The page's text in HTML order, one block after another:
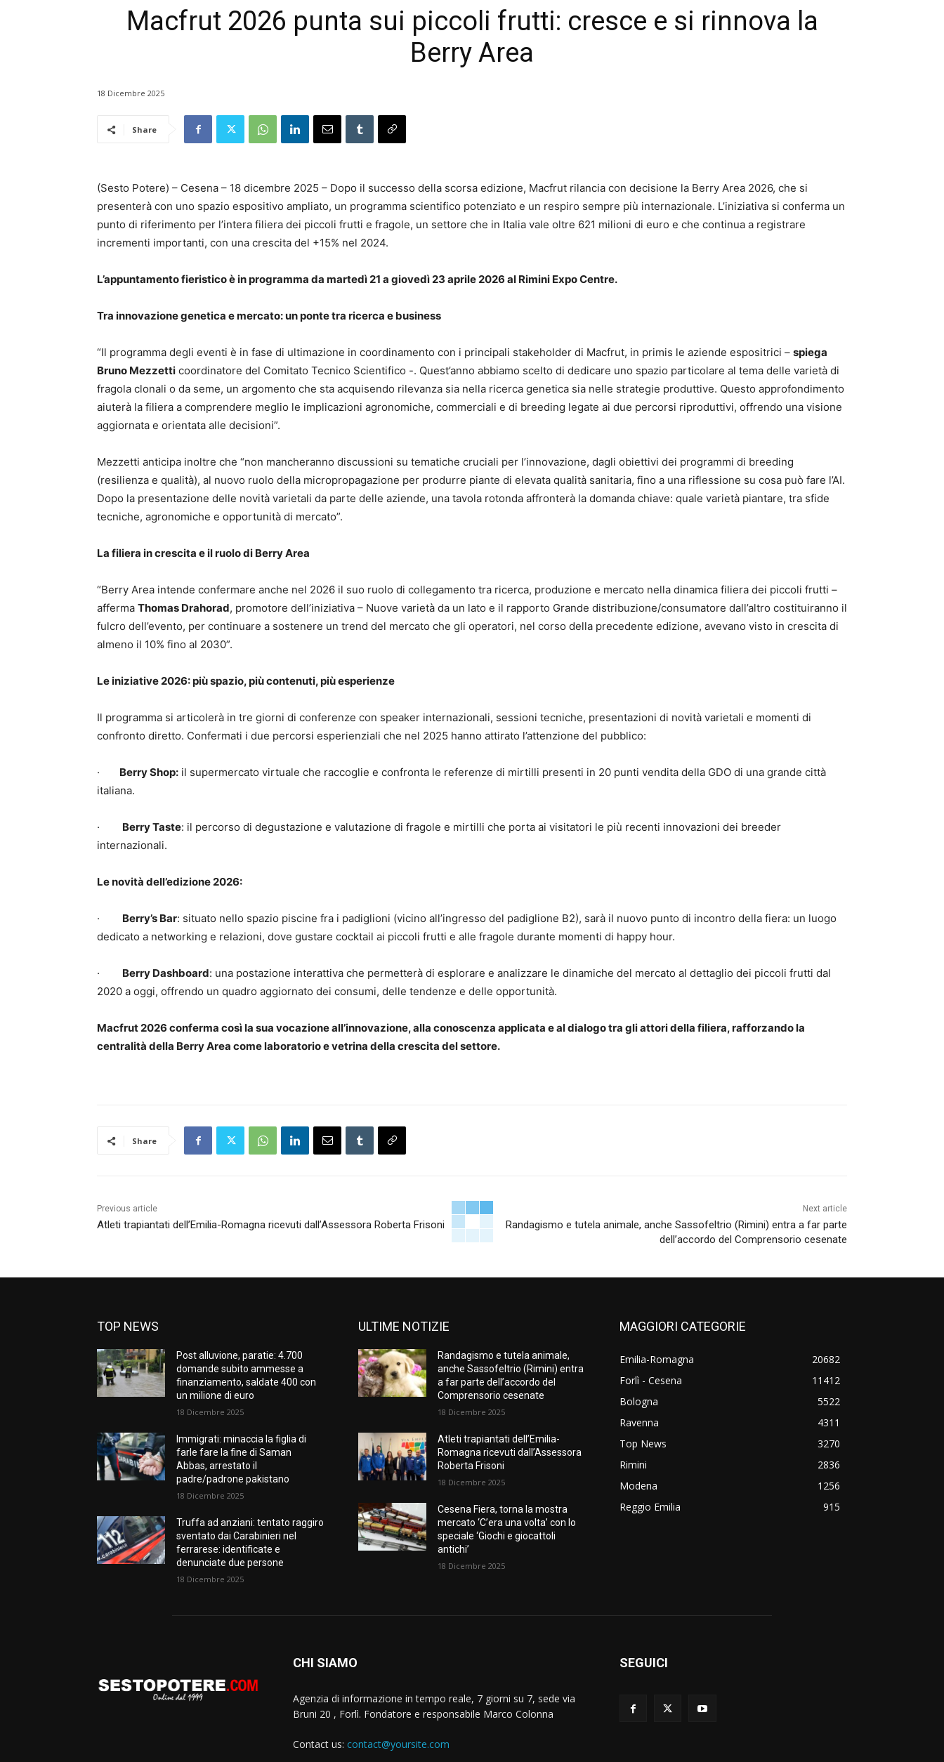
Macfrut 2026 punta sui piccoli frutti: cresce e si rinnova la
Berry Area
18 Dicembre 2025
Share
(Sesto Potere) – Cesena – 18 dicembre 2025 – Dopo il successo della scorsa edizione, Macfrut rilancia con decisione la Berry Area 2026, che si
presenterà con uno spazio espositivo ampliato, un programma scientifico potenziato e un respiro sempre più internazionale. L’iniziativa si conferma un
punto di riferimento per l’intera filiera dei piccoli frutti e fragole, un settore che in Italia vale oltre 621 milioni di euro e che continua a registrare
incrementi importanti, con una crescita del +15% nel 2024.
L’appuntamento fieristico è in programma da martedì 21 a giovedì 23 aprile 2026 al Rimini Expo Centre.
Tra innovazione genetica e mercato: un ponte tra ricerca e business
“Il programma degli eventi è in fase di ultimazione in coordinamento con i principali stakeholder di Macfrut, in primis le aziende espositrici – spiega
Bruno Mezzetti coordinatore del Comitato Tecnico Scientifico -. Quest’anno abbiamo scelto di dedicare uno spazio particolare al tema delle varietà di
fragola clonali o da seme, un argomento che sta acquisendo rilevanza sia nella ricerca genetica sia nelle strategie produttive. Questo approfondimento
aiuterà la filiera a comprendere meglio le implicazioni agronomiche, commerciali e di breeding legate ai due percorsi riproduttivi, offrendo una visione
aggiornata e orientata alle decisioni”.
Mezzetti anticipa inoltre che “non mancheranno discussioni su tematiche cruciali per l’innovazione, dagli obiettivi dei programmi di breeding
(resilienza e qualità), al nuovo ruolo della micropropagazione per produrre piante di elevata qualità sanitaria, fino a una riflessione su cosa può fare l’AI.
Dopo la presentazione delle novità varietali da parte delle aziende, una tavola rotonda affronterà la domanda chiave: quale varietà piantare, tra sfide
tecniche, agronomiche e opportunità di mercato”.
La filiera in crescita e il ruolo di Berry Area
“Berry Area intende confermare anche nel 2026 il suo ruolo di collegamento tra ricerca, produzione e mercato nella dinamica filiera dei piccoli frutti –
afferma Thomas Drahorad, promotore dell’iniziativa – Nuove varietà da un lato e il rapporto Grande distribuzione/consumatore dall’altro costituiranno il
fulcro dell’evento, per continuare a sostenere un trend del mercato che gli operatori, nel corso della precedente edizione, avevano visto in crescita di
almeno il 10% fino al 2030”.
Le iniziative 2026: più spazio, più contenuti, più esperienze
Il programma si articolerà in tre giorni di conferenze con speaker internazionali, sessioni tecniche, presentazioni di novità varietali e momenti di
confronto diretto. Confermati i due percorsi esperienziali che nel 2025 hanno attirato l’attenzione del pubblico:
· Berry Shop: il supermercato virtuale che raccoglie e confronta le referenze di mirtilli presenti in 20 punti vendita della GDO di una grande città
italiana.
· Berry Taste: il percorso di degustazione e valutazione di fragole e mirtilli che porta ai visitatori le più recenti innovazioni dei breeder
internazionali.
Le novità dell’edizione 2026:
· Berry’s Bar: situato nello spazio piscine fra i padiglioni (vicino all’ingresso del padiglione B2), sarà il nuovo punto di incontro della fiera: un luogo
dedicato a networking e relazioni, dove gustare cocktail ai piccoli frutti e alle fragole durante momenti di happy hour.
· Berry Dashboard: una postazione interattiva che permetterà di esplorare e analizzare le dinamiche del mercato al dettaglio dei piccoli frutti dal
2020 a oggi, offrendo un quadro aggiornato dei consumi, delle tendenze e delle opportunità.
Macfrut 2026 conferma così la sua vocazione all’innovazione, alla conoscenza applicata e al dialogo tra gli attori della filiera, rafforzando la
centralità della Berry Area come laboratorio e vetrina della crescita del settore.
Share
Previous article
Atleti trapiantati dell’Emilia-Romagna ricevuti dall’Assessora Roberta Frisoni
Next article
Randagismo e tutela animale, anche Sassofeltrio (Rimini) entra a far parte
dell’accordo del Comprensorio cesenate
TOP NEWS
Post alluvione, paratie: 4.700
domande subito ammesse a
finanziamento, saldate 400 con
un milione di euro
18 Dicembre 2025
Immigrati: minaccia la figlia di
farle fare la fine di Saman
Abbas, arrestato il
padre/padrone pakistano
18 Dicembre 2025
Truffa ad anziani: tentato raggiro
sventato dai Carabinieri nel
ferrarese: identificate e
denunciate due persone
18 Dicembre 2025
ULTIME NOTIZIE
Randagismo e tutela animale,
anche Sassofeltrio (Rimini) entra
a far parte dell’accordo del
Comprensorio cesenate
18 Dicembre 2025
Atleti trapiantati dell’Emilia-
Romagna ricevuti dall’Assessora
Roberta Frisoni
18 Dicembre 2025
Cesena Fiera, torna la mostra
mercato ‘C’era una volta’ con lo
speciale ‘Giochi e giocattoli
antichi’
18 Dicembre 2025
MAGGIORI CATEGORIE
Emilia-Romagna
20682
Forlì - Cesena
11412
Bologna
5522
Ravenna
4311
Top News
3270
Rimini
2836
Modena
1256
Reggio Emilia
915
CHI SIAMO
Agenzia di informazione in tempo reale, 7 giorni su 7, sede via
Bruni 20 , Forlì. Fondatore e responsabile Marco Colonna
Contact us: contact@yoursite.com
SEGUICI